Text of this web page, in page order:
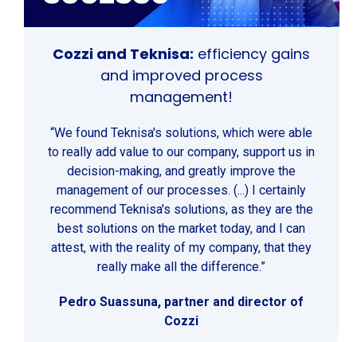
Cozzi and Teknisa: efficiency gains
and improved process
management!
“We found Teknisa's solutions, which were able
to really add value to our company, support us in
decision-making, and greatly improve the
management of our processes. (...) I certainly
recommend Teknisa's solutions, as they are the
best solutions on the market today, and I can
attest, with the reality of my company, that they
really make all the difference.”
Pedro Suassuna, partner and director of
Cozzi